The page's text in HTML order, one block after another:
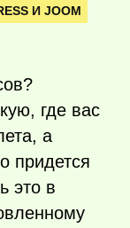
И JOOM
где вас
а
придется
это в